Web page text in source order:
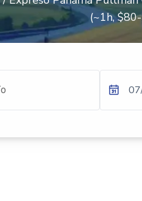
(~1h,